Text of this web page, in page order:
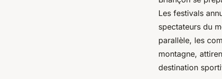
Les festivals
spectateurs du
parallèle, les
montagne,
destination